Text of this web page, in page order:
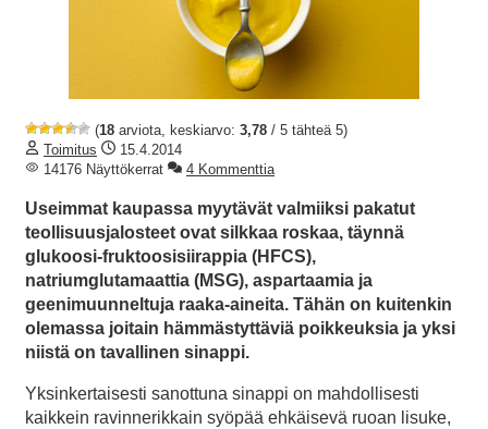
(18 arviota, keskiarvo: 3,78 / 5 tähteä 5)
Toimitus
15.4.2014
14176 Näyttökerrat
4 Kommenttia
Useimmat kaupassa myytävät valmiiksi pakatut
teollisuusjalosteet ovat silkkaa roskaa, täynnä
glukoosi-fruktoosisiirappia (HFCS),
natriumglutamaattia (MSG), aspartaamia ja
geenimuunneltuja raaka-aineita. Tähän on kuitenkin
olemassa joitain hämmästyttäviä poikkeuksia ja yksi
niistä on tavallinen sinappi.
Yksinkertaisesti sanottuna sinappi on mahdollisesti
kaikkein ravinnerikkain syöpää ehkäisevä ruoan lisuke,